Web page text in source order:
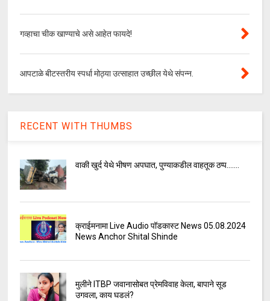
गव्हाचा चीक खाण्याचे असे आहेत फायदे!
आपटाळे बीटस्तरीय स्पर्धा मोठ्या उत्साहात उच्छील येथे संपन्न.
RECENT WITH THUMBS
वाकी खुर्द येथे भीषण अपघात, पुण्याकडील वाहतूक ठप्प.......
क्राईमनामा Live Audio पॉडकास्ट News 05.08.2024
News Anchor Shital Shinde
मुलीने ITBP जवानासोबत प्रेमविवाह केला, बापाने सूड
उगवला, काय घडलं?